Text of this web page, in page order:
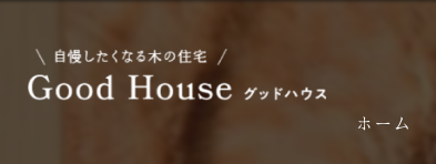
ホーム